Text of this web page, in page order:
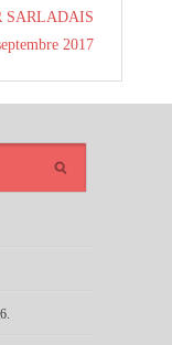
SARLADAIS
2017